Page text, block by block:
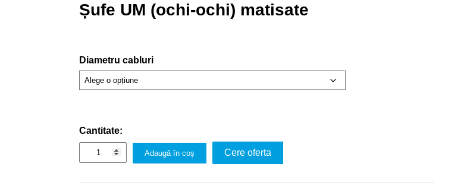
Șufe UM (ochi-ochi) matisate
Diametru cabluri
Cantitate:
Adaugă în coș Cere oferta